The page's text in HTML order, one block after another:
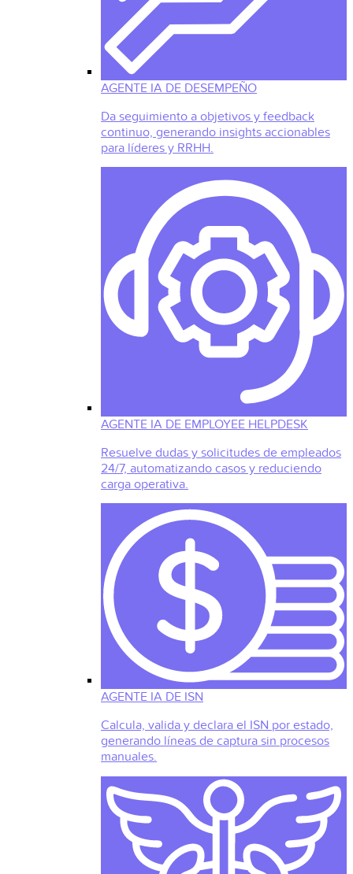
AGENTE IA DE DESEMPEÑO
Da seguimiento a objetivos y feedback
continuo, generando insights accionables
para líderes y RRHH.
AGENTE IA DE EMPLOYEE HELPDESK
Resuelve dudas y solicitudes de empleados
24/7, automatizando casos y reduciendo
carga operativa.
AGENTE IA DE ISN
Calcula, valida y declara el ISN por estado,
generando líneas de captura sin procesos
manuales.